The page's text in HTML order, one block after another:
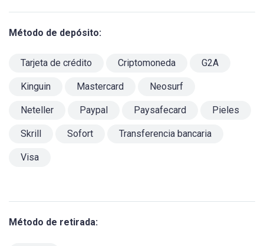
Método de depósito:
Tarjeta de crédito Criptomoneda G2A
Kinguin Mastercard Neosurf
Neteller Paypal Paysafecard Pieles
Skrill Sofort Transferencia bancaria
Visa
Método de retirada: